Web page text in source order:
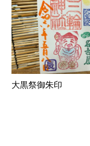
大黒祭御朱印